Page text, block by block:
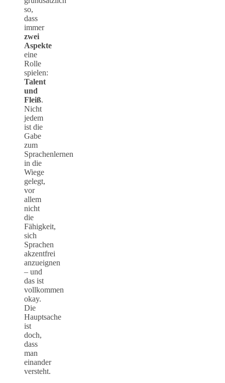
so,
dass
immer
zwei
Aspekte
eine
Rolle
spielen:
Talent
und
Fleiß.
Nicht
jedem
ist die
Gabe
zum
Sprachenlernen
in die
Wiege
gelegt,
vor
allem
nicht
die
Fähigkeit,
sich
Sprachen
akzentfrei
anzueignen
– und
das ist
vollkommen
okay.
Die
Hauptsache
ist
doch,
dass
man
einander
versteht.